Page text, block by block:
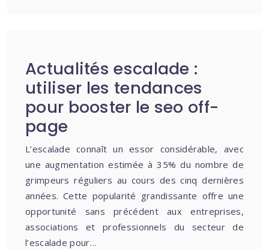
Actualités escalade :
utiliser les tendances
pour booster le seo off-
page
L’escalade connaît un essor considérable, avec
une augmentation estimée à 35% du nombre de
grimpeurs réguliers au cours des cinq dernières
années. Cette popularité grandissante offre une
opportunité sans précédent aux entreprises,
associations et professionnels du secteur de
l’escalade pour…